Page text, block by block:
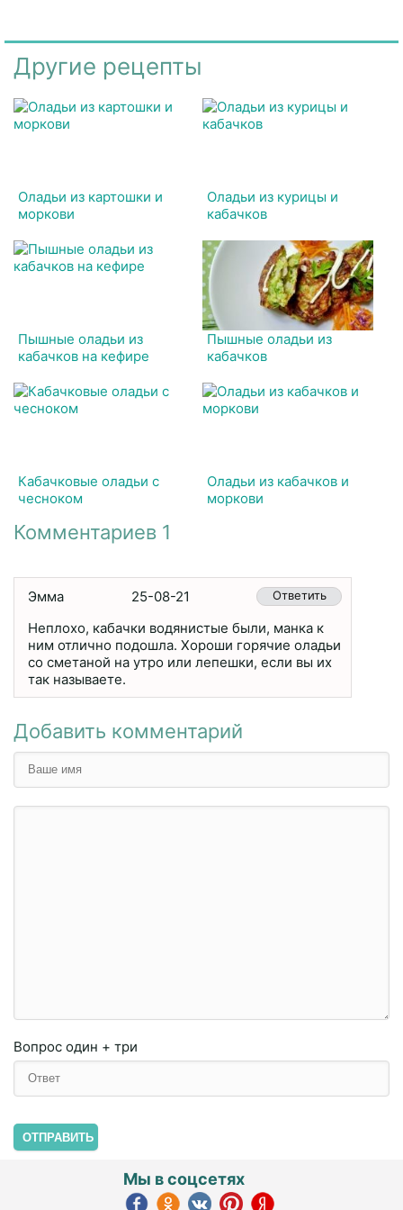
Другие рецепты
Оладьи из картошки и
моркови
Оладьи из курицы и
кабачков
Пышные оладьи из
кабачков на кефире
Пышные оладьи из
кабачков
Кабачковые оладьи с
чесноком
Оладьи из кабачков и
моркови
Комментариев 1
Эмма 25-08-21 Ответить
Неплохо, кабачки водянистые были, манка к
ним отлично подошла. Хороши горячие оладьи
со сметаной на утро или лепешки, если вы их
так называете.
Добавить комментарий
Вопрос один + три
ОТПРАВИТЬ
Мы в соцсетях